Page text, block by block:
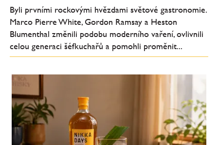
Byli prvními rockovými hvězdami světové gastronomie.
Marco Pierre White, Gordon Ramsay a Heston
Blumenthal změnili podobu moderního vaření, ovlivnili
celou generaci šéfkuchařů a pomohli proměnit...